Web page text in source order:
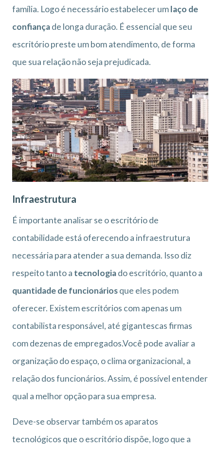
família. Logo é necessário estabelecer umlaço de
confiançade longa duração. É essencial que seu
escritório preste um bom atendimento, de forma
que sua relação não seja prejudicada.
Infraestrutura
É importante analisar se o escritório de
contabilidade está oferecendo a infraestrutura
necessária para atender a sua demanda. Isso diz
respeito tanto a tecnologiado escritório, quanto a
quantidade de funcionáriosque eles podem
oferecer. Existem escritórios com apenas um
contabilista responsável, até gigantescas firmas
com dezenas de empregados.Você pode avaliar a
organização do espaço, o clima organizacional, a
relação dos funcionários. Assim, é possível entender
qual a melhor opção para sua empresa.
Deve-se observar também os aparatos
tecnológicos que o escritório dispõe, logo que a